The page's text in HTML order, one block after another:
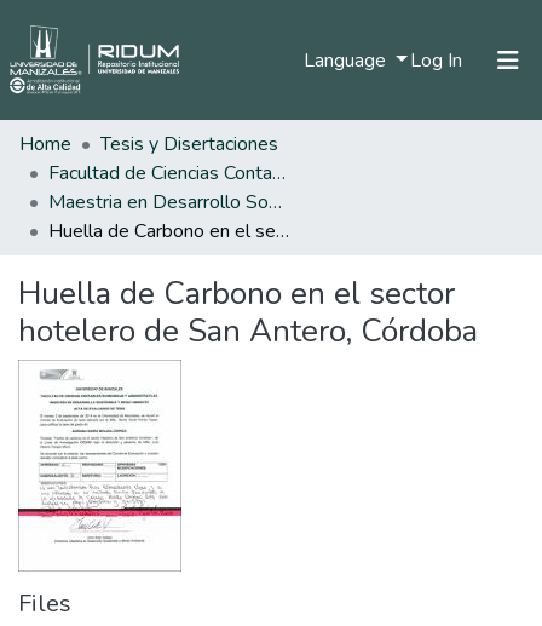
Language Log In (current)
Statistics
Home
Tesis y Disertaciones
Facultad de Ciencias Contables Económicas y Administrativas
Maestria en Desarrollo Sostenible y Medio Ambiente
Huella de Carbono en el sector hotelero de San Antero, Córdoba
Huella de Carbono en el sector
hotelero de San Antero, Córdoba
Files